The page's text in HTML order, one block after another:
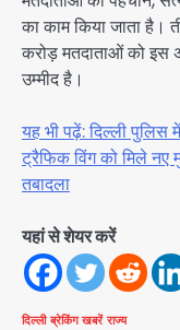
का काम किया जाता
करोड़ मतदाताओं को इस
उम्मीद है।
यह भी पढ़ें: दिल्ली
ट्रैफिक विंग को मिले
तबादला
यहां से शेयर करें
दिल्ली ब्रेकिंग खबरें राज्य